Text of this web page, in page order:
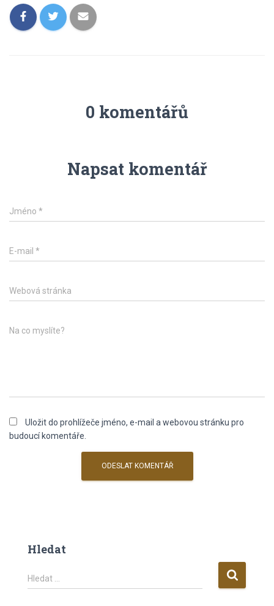
0 komentářů
Napsat komentář
Jméno *
E-mail *
Webová stránka
Na co myslíte?
Uložit do prohlížeče jméno, e-mail a webovou stránku pro
budoucí komentáře.
Hledat
V
y
Hledat …